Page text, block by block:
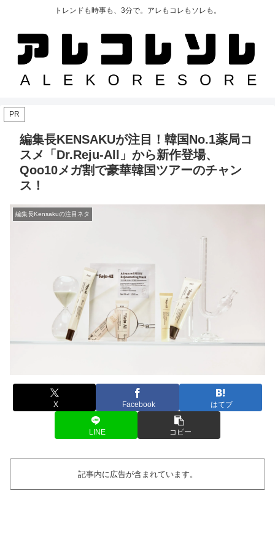
トレンドも時事も、3分で。アレもコレもソレも。
PR
編集長KENSAKUが注目！韓国No.1薬局コ
スメ「Dr.Reju-All」から新作登場、
Qoo10メガ割で豪華韓国ツアーのチャン
ス！
編集長Kensakuの注目ネタ
X Facebook はてブ
LINE コピー
記事内に広告が含まれています。